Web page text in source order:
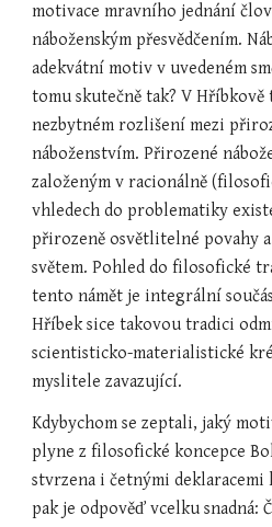
motivace mravního jednání
náboženským přesvědčením.
adekvátní motiv v uvedeném
tomu skutečně tak? V
nezbytném rozlišení mezi
náboženstvím. Přirozené
založeným v racionálně
vhledech do problematiky
přirozeně osvětlitelné povahy
světem. Pohled do filosofické
tento námět je integrální
Hříbek sice takovou tradici
scientisticko-materialistické
myslitele zavazující.
Kdybychom se zeptali, jaký
plyne z filosofické koncepce
stvrzena i četnými
pak je odpověď vcelku snadná: